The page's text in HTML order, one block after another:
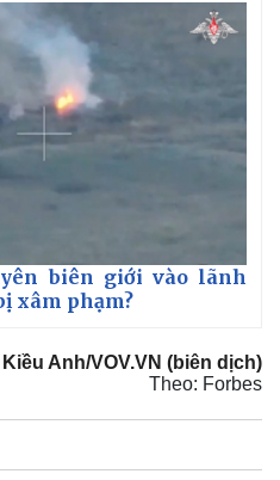
biên giới vào lãnh
xâm phạm?
Kiều Anh/VOV.VN (biên dịch)
Theo: Forbes